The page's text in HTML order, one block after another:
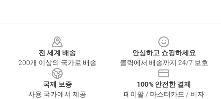
전 세계 배송
200개 이상의 국가로 배송
안심하고 쇼핑하세요
클릭에서 배송까지 24/7 보호
국제 보증
사용 국가에서 제공
100% 안전한 결제
페이팔 / 마스터카드 / 비자